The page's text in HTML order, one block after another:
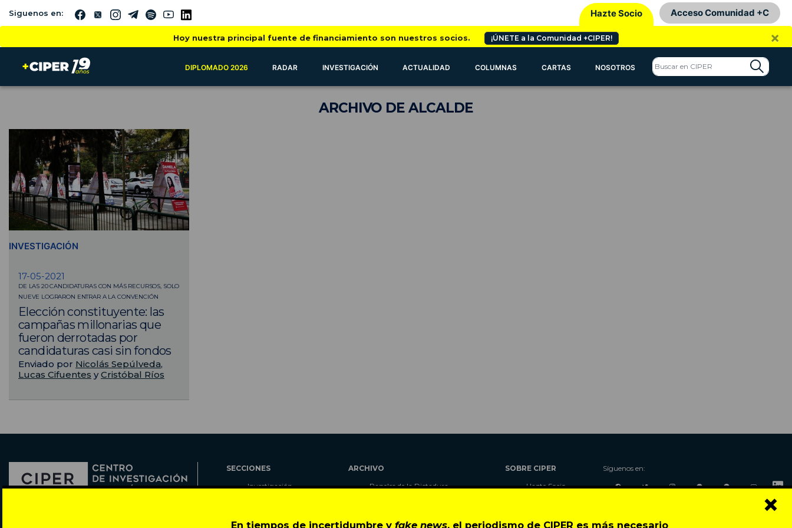
En tiempos de incertidumbre yfake news, el periodismo de CIPER es más necesario
×
Siguenos en: Hazte Socio Acceso Comunidad +C
Hoy nuestra principal fuente de financiamiento son nuestros socios. ¡ÚNETE a la Comunidad +CIPER! ×
DIPLOMADO 2026 RADAR INVESTIGACIÓN ACTUALIDAD COLUMNAS CARTAS NOSOTROS
ARCHIVO DE ALCALDE
INVESTIGACIÓN
17-05-2021
DE LAS 20 CANDIDATURAS CON MÁS RECURSOS, SOLO
NUEVE LOGRARON ENTRAR A LA CONVENCIÓN
Elección constituyente: las
campañas millonarias que
fueron derrotadas por
candidaturas casi sin fondos
Enviado por Nicolás Sepúlveda,
Lucas Cifuentes yCristóbal Ríos
SECCIONES
Investigación
Cartas
ARCHIVO
Papeles de la Dictadura
Autores
SOBRE CIPER
Hazte Socio
Contacto
Síguenos en: